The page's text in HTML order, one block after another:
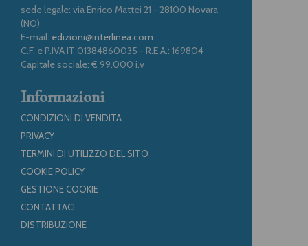
sede legale: via Enrico Mattei 21 - 28100 Novara
(NO)
E-mail: edizioni@interlinea.com
C.F. e P.IVA IT 01384860035 - R.E.A.: 169804
Capitale sociale: € 99.000 i.v
Informazioni
CONDIZIONI DI VENDITA
PRIVACY
TERMINI DI UTILIZZO DEL SITO
COOKIE POLICY
GESTIONE COOKIE
CONTATTACI
DISTRIBUZIONE